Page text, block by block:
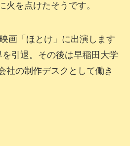
火を点けたそうです。
画「ほとけ」に出演します
引退。その後は早稲田大学
社の制作デスクとして働き